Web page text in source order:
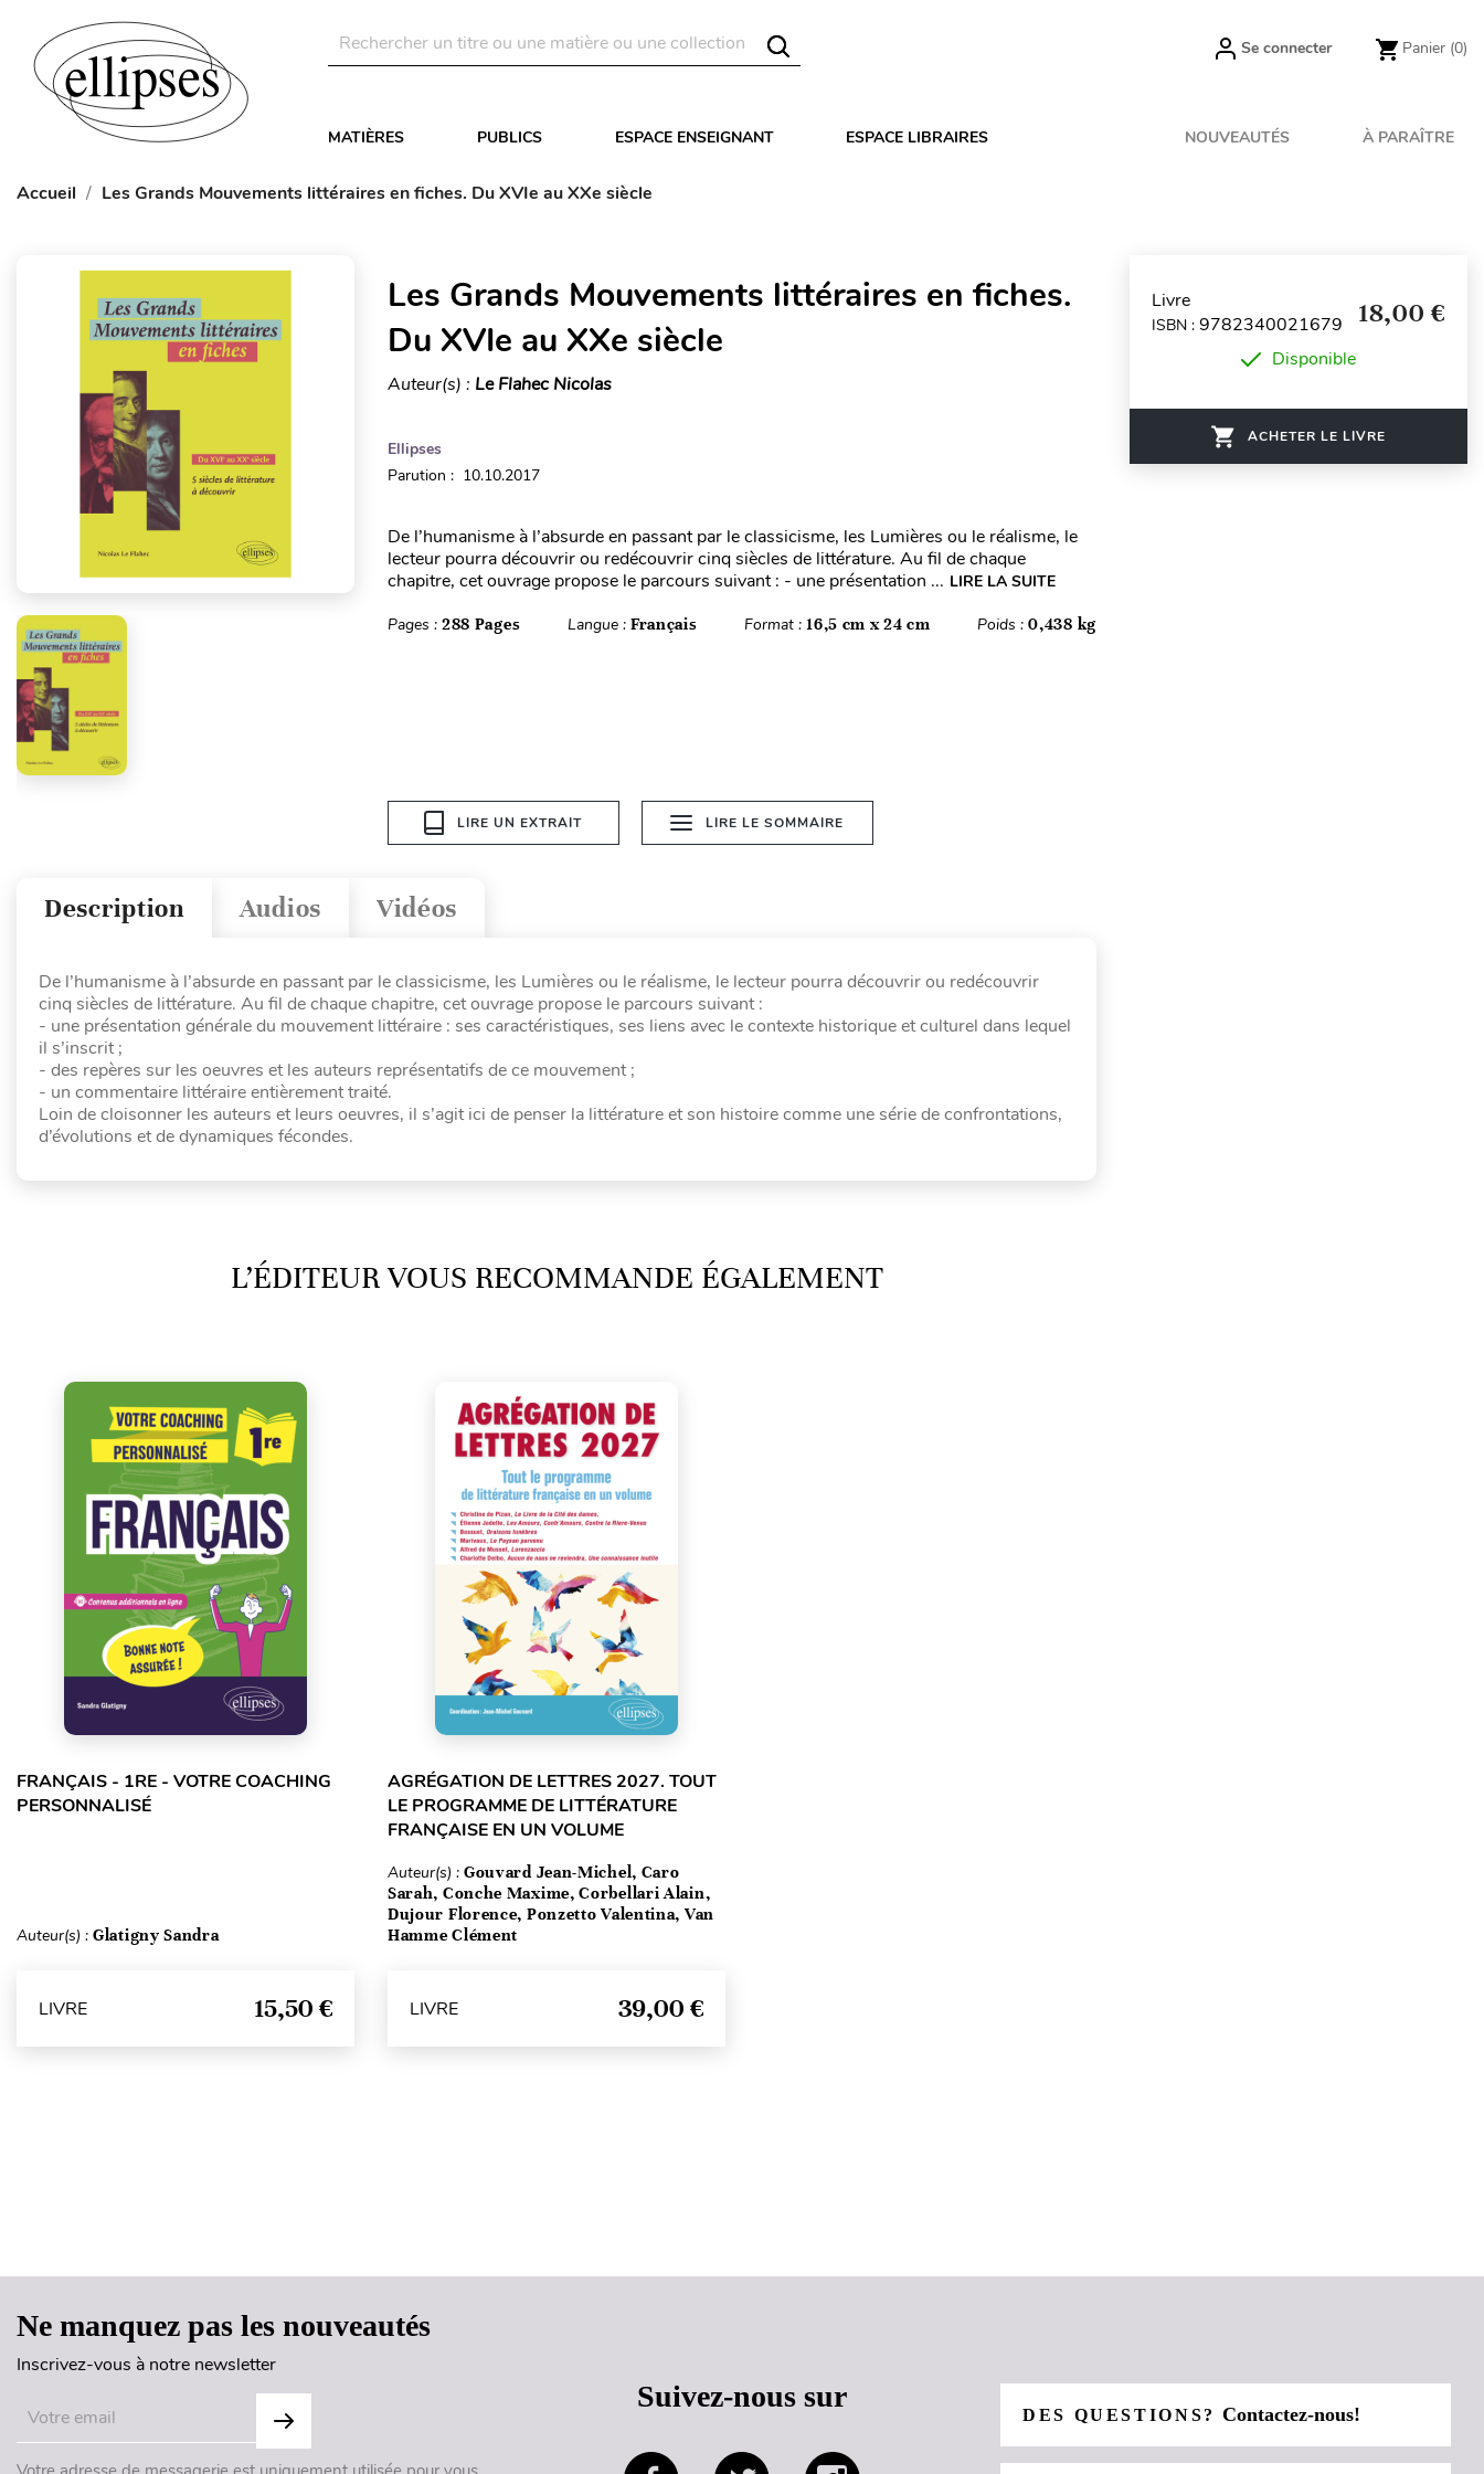
Se connecter Panier (0)
MATIÈRES PUBLICS ESPACE ENSEIGNANT ESPACE LIBRAIRES NOUVEAUTÉS À PARAÎTRE
Accueil Les Grands Mouvements littéraires en fiches. Du XVIe au XXe siècle
Les Grands Mouvements littéraires en fiches.
Du XVIe au XXe siècle
Auteur(s) : Le Flahec Nicolas
Ellipses
Parution : 10.10.2017
De l’humanisme à l’absurde en passant par le classicisme, les Lumières ou le réalisme, le
lecteur pourra découvrir ou redécouvrir cinq siècles de littérature. Au fil de chaque
chapitre, cet ouvrage propose le parcours suivant : - une présentation ... LIRE LA SUITE
Pages : 288 Pages Langue : Français Format :16,5 cm x 24 cm Poids :0,438 kg
LIRE UN EXTRAIT LIRE LE SOMMAIRE
Vidéos
Audios
Description
De l’humanisme à l’absurde en passant par le classicisme, les Lumières ou le réalisme, le lecteur pourra découvrir ou redécouvrir
cinq siècles de littérature. Au fil de chaque chapitre, cet ouvrage propose le parcours suivant :
- une présentation générale du mouvement littéraire : ses caractéristiques, ses liens avec le contexte historique et culturel dans lequel
il s’inscrit ;
- des repères sur les oeuvres et les auteurs représentatifs de ce mouvement ;
- un commentaire littéraire entièrement traité.
Loin de cloisonner les auteurs et leurs oeuvres, il s’agit ici de penser la littérature et son histoire comme une série de confrontations,
d’évolutions et de dynamiques fécondes.
L’ÉDITEUR VOUS RECOMMANDE ÉGALEMENT
FRANÇAIS - 1RE - VOTRE COACHING
PERSONNALISÉ
Auteur(s) : Glatigny Sandra
LIVRE 15,50 €
AGRÉGATION DE LETTRES 2027. TOUT
LE PROGRAMME DE LITTÉRATURE
FRANÇAISE EN UN VOLUME
Auteur(s) : Gouvard Jean-Michel, Caro
Sarah, Conche Maxime, Corbellari Alain,
Dujour Florence, Ponzetto Valentina, Van
Hamme Clément
LIVRE 39,00 €
Livre
ISBN : 9782340021679 18,00 €
Disponible
ACHETER LE LIVRE
Ne manquez pas les nouveautés
Inscrivez-vous à notre newsletter
Suivez-nous sur
DES QUESTIONS?Contactez-nous!